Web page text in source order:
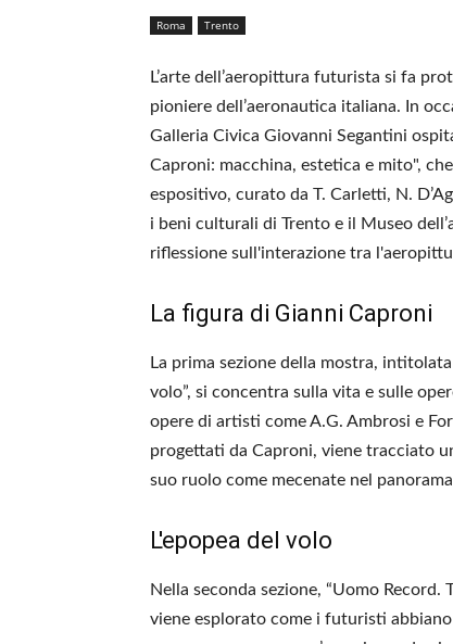
Roma Trento
L’arte dell’aeropittura futurista si fa
pioniere dell’aeronautica italiana. In
Galleria Civica Giovanni Segantini
Caproni: macchina, estetica e mito",
espositivo, curato da T. Carletti, N.
i beni culturali di Trento e il Museo
riflessione sull'interazione tra
La figura di Gianni Caproni
La prima sezione della mostra,
volo”, si concentra sulla vita e sulle
opere di artisti come A.G. Ambrosi e
progettati da Caproni, viene tracciato
suo ruolo come mecenate nel
L'epopea del volo
Nella seconda sezione, “Uomo
viene esplorato come i futuristi